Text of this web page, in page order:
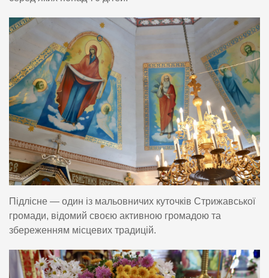
Підлісне — один із мальовничих куточків Стрижавської
громади, відомий своєю активною громадою та
збереженням місцевих традицій.